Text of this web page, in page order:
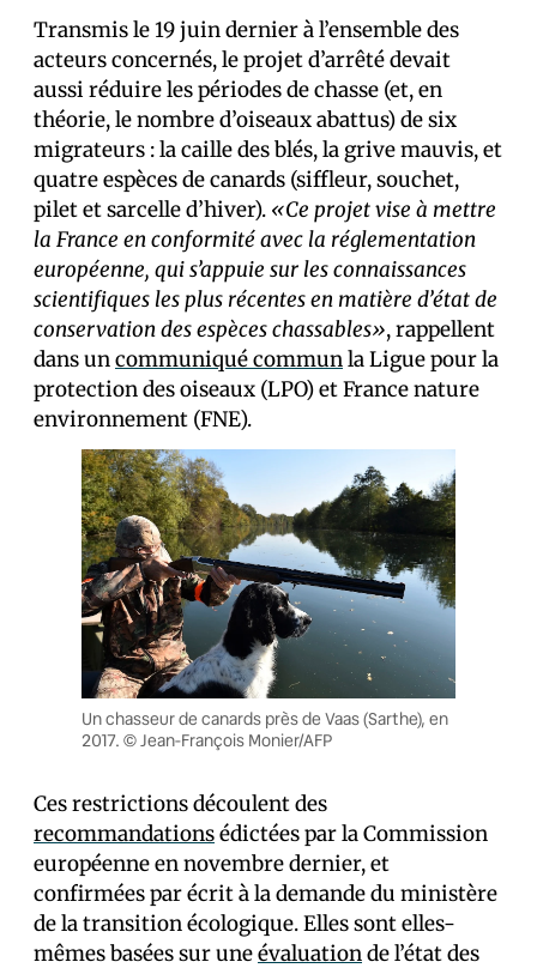
Transmis le 19 juin dernier à l’ensemble des
acteurs concernés, le projet d’arrêté devait
aussi réduire les périodes de chasse (et, en
théorie, le nombre d’oiseaux abattus) de six
migrateurs : la caille des blés, la grive mauvis, et
quatre espèces de canards (siffleur, souchet,
pilet et sarcelle d’hiver). «Ce projet vise à mettre
la France en conformité avec la réglementation
européenne, qui s’appuie sur les connaissances
scientifiques les plus récentes en matière d’état de
conservation des espèces chassables», rappellent
dans uncommuniqué communla Ligue pour la
protection des oiseaux (LPO) et France nature
environnement (FNE).
Un chasseur de canards près de Vaas (Sarthe), en
2017. © Jean-François Monier/AFP
Ces restrictions découlent des
recommandationsédictées par la Commission
européenne en novembre dernier, et
confirmées par écrit à la demande du ministère
de la transition écologique. Elles sont elles-
mêmes basées sur uneévaluationde l’état des